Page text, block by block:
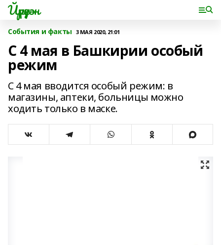
Йүрүҙән
События и факты 3 МАЯ 2020, 21:01
С 4 мая в Башкирии особый
режим
С 4 мая вводится особый режим: в
магазины, аптеки, больницы можно
ходить только в маске.